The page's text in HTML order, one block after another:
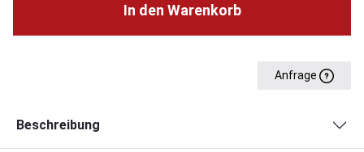
In den Warenkorb
Anfrage
Beschreibung